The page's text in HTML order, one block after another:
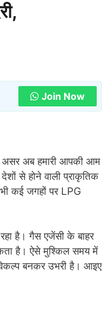
Join Now
असर अब हमारी आपकी आम
से होने वाली प्राकृतिक
कई जगहों पर LPG
है। गैस एजेंसी के बाहर
है। ऐसे मुश्किल समय में
बनकर उभरी है। आइए